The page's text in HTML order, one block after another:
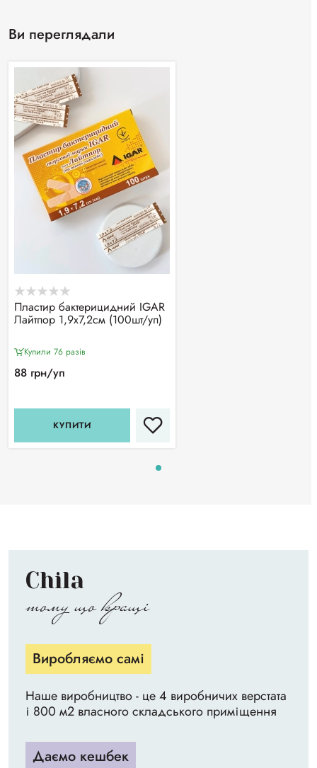
Ви переглядали
Пластир бактерицидний IGAR
Лайтпор 1,9х7,2см (100шт/уп)
Купили 76 разiв
88 грн/уп
КУПИТИ
Chila
тому що кращі
Виробляємо самі
Наше виробництво - це 4 виробничих верстата
і 800 м2 власного складського приміщення
Даємо кешбек